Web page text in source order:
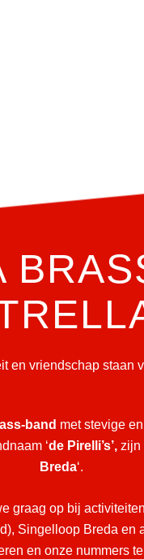
en vriendschap staan
band met stevige
‘de Pirelli’s’, zijn
Breda‘.
graag op bij
Singelloop Breda en
en onze nummers